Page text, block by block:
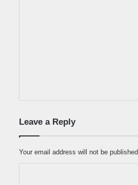
Leave a Reply
Your email address will not be published.